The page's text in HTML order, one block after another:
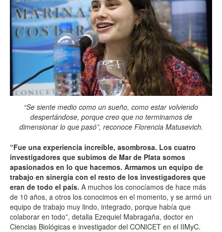
“Se siente medio como un sueño, como estar volviendo
despertándose, porque creo que no terminamos de
dimensionar lo que pasó”, reconoce Florencia Matusevich.
“Fue una experiencia increíble, asombrosa. Los cuatro
investigadores que subimos de Mar de Plata somos
apasionados en lo que hacemos. Armamos un equipo de
trabajo en sinergia con el resto de los investigadores que
eran de todo el país. A muchos los conocíamos de hace más
de 10 años, a otros los conocimos en el momento, y se armó un
equipo de trabajo muy lindo, integrado, porque había que
colaborar en todo”, detalla Ezequiel Mabragaña, doctor en
Ciencias Biológicas e investigador del CONICET en el IIMyC.